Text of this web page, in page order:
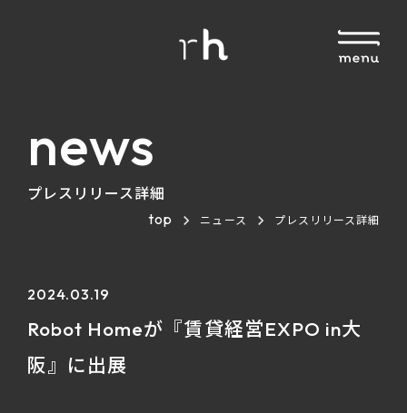
news
プレスリリース詳細
top
ニュース プレスリリース詳細
2024.03.19
Robot Homeが『賃貸経営EXPO in大
阪』に出展